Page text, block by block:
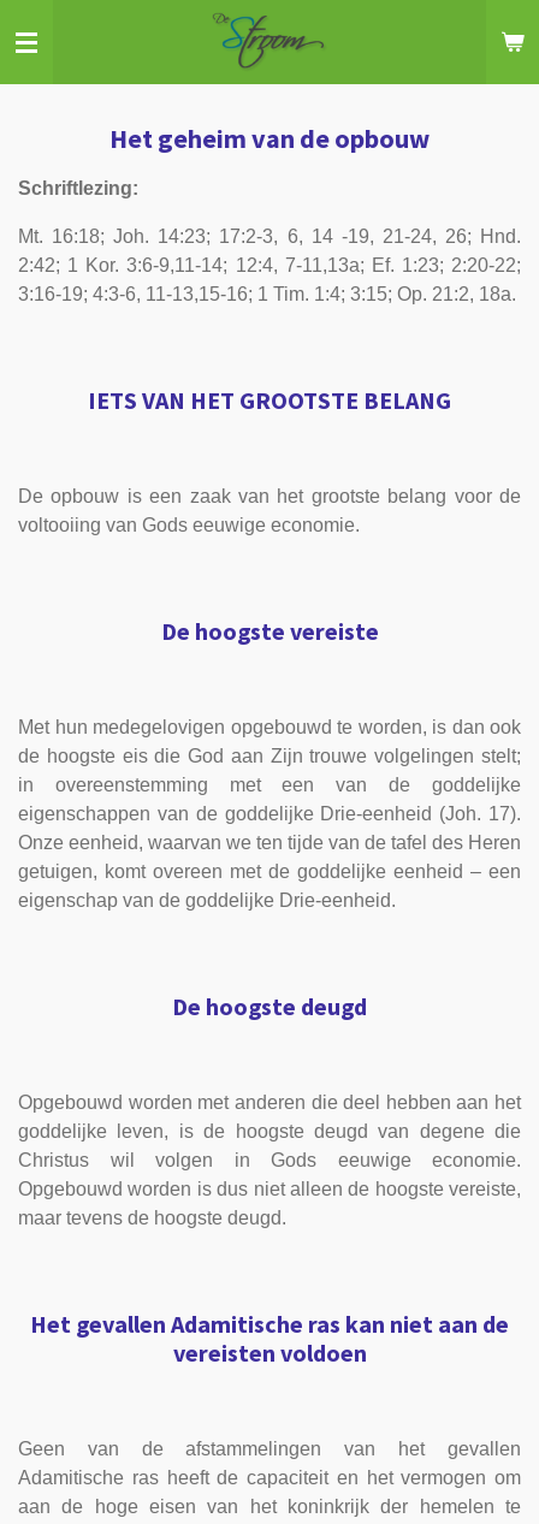
direct
naar
hoofdinhoudHet geheim van de opbouw
Schriftlezing:
Mt. 16:18; Joh. 14:23; 17:2-3, 6, 14 -19, 21-24, 26; Hnd.
2:42; 1 Kor. 3:6-9,11-14; 12:4, 7-11,13a; Ef. 1:23; 2:20-22;
3:16-19; 4:3-6, 11-13,15-16; 1 Tim. 1:4; 3:15; Op. 21:2, 18a.
IETS VAN HET GROOTSTE BELANG
De opbouw is een zaak van het grootste belang voor de
voltooiing van Gods eeuwige economie.
De hoogste vereiste
Met hun medegelovigen opgebouwd te worden, is dan ook
de hoogste eis die God aan Zijn trouwe volgelingen stelt;
in overeenstemming met een van de goddelijke
eigenschappen van de goddelijke Drie-eenheid (Joh. 17).
Onze eenheid, waarvan we ten tijde van de tafel des Heren
getuigen, komt overeen met de goddelijke eenheid – een
eigenschap van de goddelijke Drie-eenheid.
De hoogste deugd
Opgebouwd worden met anderen die deel hebben aan het
goddelijke leven, is de hoogste deugd van degene die
Christus wil volgen in Gods eeuwige economie.
Opgebouwd worden is dus niet alleen de hoogste vereiste,
maar tevens de hoogste deugd.
Het gevallen Adamitische ras kan niet aan de
vereisten voldoen
Geen van de afstammelingen van het gevallen
Adamitische ras heeft de capaciteit en het vermogen om
aan de hoge eisen van het koninkrijk der hemelen te